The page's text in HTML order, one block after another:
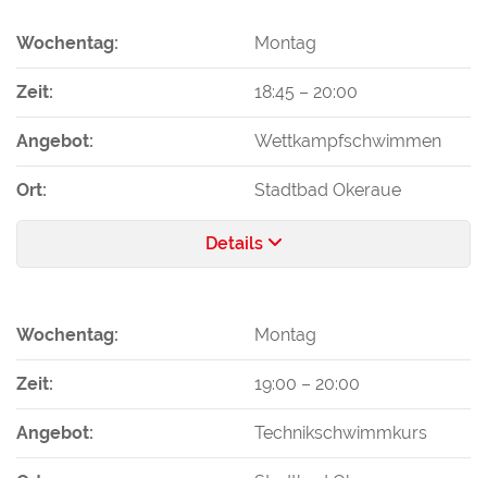
Wochentag: Montag
Zeit: 18:45 – 20:00
Angebot: Wettkampfschwimmen
Ort: Stadtbad Okeraue
Details
Wochentag: Montag
Zeit: 19:00 – 20:00
Angebot: Technikschwimmkurs